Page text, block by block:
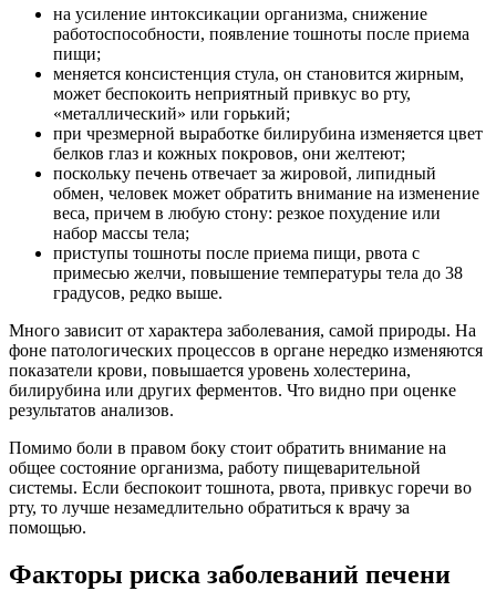
на усиление интоксикации организма, снижение
работоспособности, появление тошноты после приема
пищи;
меняется консистенция стула, он становится жирным,
может беспокоить неприятный привкус во рту,
«металлический» или горький;
при чрезмерной выработке билирубина изменяется цвет
белков глаз и кожных покровов, они желтеют;
поскольку печень отвечает за жировой, липидный
обмен, человек может обратить внимание на изменение
веса, причем в любую стону: резкое похудение или
набор массы тела;
приступы тошноты после приема пищи, рвота с
примесью желчи, повышение температуры тела до 38
градусов, редко выше.
Много зависит от характера заболевания, самой природы. На
фоне патологических процессов в органе нередко изменяются
показатели крови, повышается уровень холестерина,
билирубина или других ферментов. Что видно при оценке
результатов анализов.
Помимо боли в правом боку стоит обратить внимание на
общее состояние организма, работу пищеварительной
системы. Если беспокоит тошнота, рвота, привкус горечи во
рту, то лучше незамедлительно обратиться к врачу за
помощью.
Факторы риска заболеваний печени